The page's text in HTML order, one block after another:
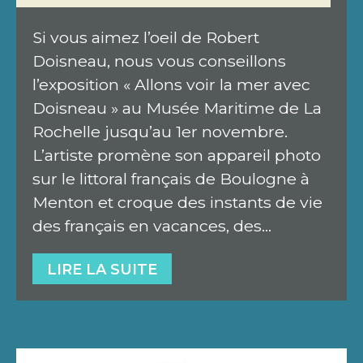
Si vous aimez l’oeil de Robert
Doisneau, nous vous conseillons
l’exposition « Allons voir la mer avec
Doisneau » au Musée Maritime de La
Rochelle jusqu’au 1er novembre.
L’artiste promène son appareil photo
sur le littoral français de Boulogne à
Menton et croque des instants de vie
des français en vacances, des…
LIRE LA SUITE